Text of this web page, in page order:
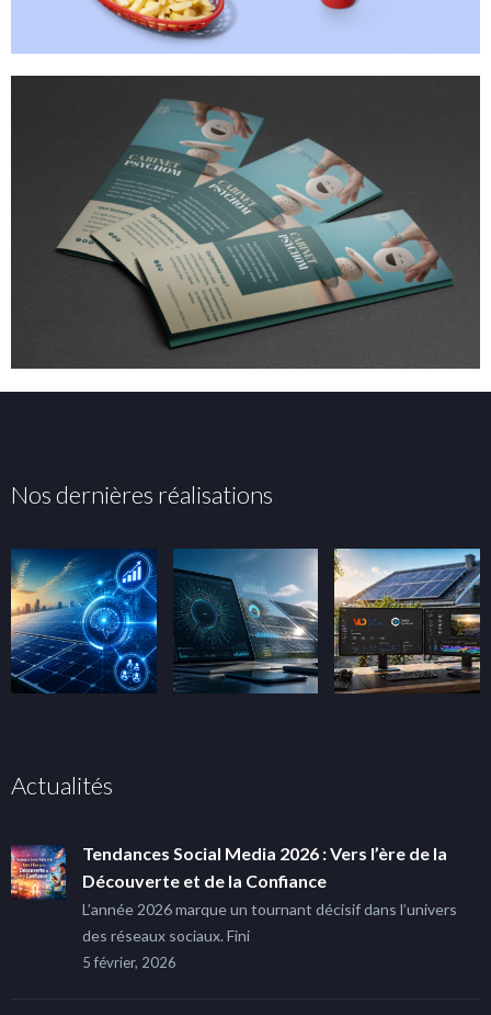
Nos dernières réalisations
Actualités
Tendances Social Media 2026 : Vers l’ère de la
Découverte et de la Confiance
L’année 2026 marque un tournant décisif dans l’univers
des réseaux sociaux. Fini
5 février, 2026